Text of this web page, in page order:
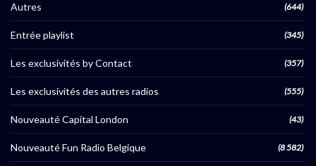
Autres (644)
Entrée playlist (345)
Les exclusivités by Contact (357)
Les exclusivités des autres radios (555)
Nouveauté Capital London (43)
Nouveauté Fun Radio Belgique (8 582)